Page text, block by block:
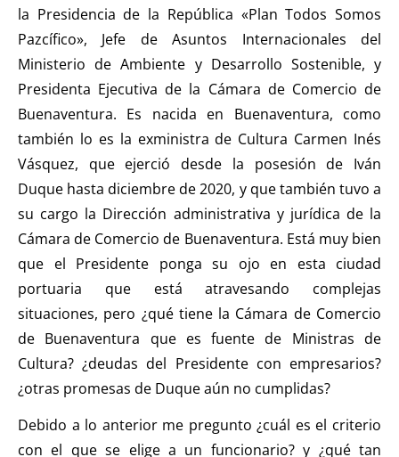
la Presidencia de la República «Plan Todos Somos
Pazcífico», Jefe de Asuntos Internacionales del
Ministerio de Ambiente y Desarrollo Sostenible, y
Presidenta Ejecutiva de la Cámara de Comercio de
Buenaventura. Es nacida en Buenaventura, como
también lo es la exministra de Cultura Carmen Inés
Vásquez, que ejerció desde la posesión de Iván
Duque hasta diciembre de 2020, y que también tuvo a
su cargo la Dirección administrativa y jurídica de la
Cámara de Comercio de Buenaventura. Está muy bien
que el Presidente ponga su ojo en esta ciudad
portuaria que está atravesando complejas
situaciones, pero ¿qué tiene la Cámara de Comercio
de Buenaventura que es fuente de Ministras de
Cultura? ¿deudas del Presidente con empresarios?
¿otras promesas de Duque aún no cumplidas?
Debido a lo anterior me pregunto ¿cuál es el criterio
con el que se elige a un funcionario? y ¿qué tan